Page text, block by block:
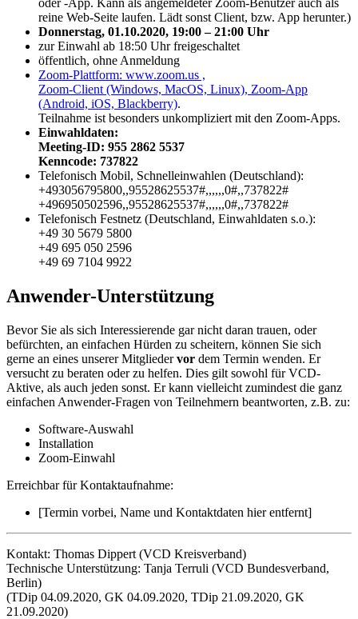
oder -App. Kann als angemeldeter Zoom-Benutzer auch als
reine Web-Seite laufen. Lädt sonst Client, bzw. App herunter.)
Donnerstag, 01.10.2020, 19:00 – 21:00 Uhr
zur Einwahl ab 18:50 Uhr freigeschaltet
öffentlich, ohne Anmeldung
Zoom-Plattform: www.zoom.us ,
Zoom-Client (Windows, MacOS, Linux), Zoom-App
(Android, iOS, Blackberry).
Teilnahme ist besonders unkompliziert mit den Zoom-Apps.
Einwahldaten:
Meeting-ID: 955 2862 5537
Kenncode: 737822
Telefonisch Mobil, Schnelleinwahlen (Deutschland):
+493056795800,,95528625537#,,,,,,0#,,737822#
+496950502596,,95528625537#,,,,,,0#,,737822#
Telefonisch Festnetz (Deutschland, Einwahldaten s.o.):
+49 30 5679 5800
+49 695 050 2596
+49 69 7104 9922
Anwender-Unterstützung
Bevor Sie als sich Interessierende gar nicht daran trauen, oder
befürchten, an einfachen Hürden zu scheitern, können Sie sich
gerne an eines unserer Mitgliedervor dem Termin wenden. Er
versucht zu beraten oder zu helfen. Dies gilt sowohl für VCD-
Aktive, als auch jeden sonst. Er kann vielleicht zumindest die ganz
einfachen Anwender-Fragen von Teilnehmern beantworten, z.B. zu:
Software-Auswahl
Installation
Zoom-Einwahl
Erreichbar für Kontaktaufnahme:
[Termin vorbei, Name und Kontaktdaten hier entfernt]
Kontakt: Thomas Dippert (VCD Kreisverband)
Technische Unterstützung: Tanja Terruli (VCD Bundesverband,
Berlin)
(TDip 04.09.2020, GK 04.09.2020, TDip 21.09.2020, GK
21.09.2020)